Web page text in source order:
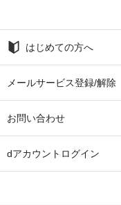
はじめての方へ
メールサービス登録/解除
お問い合わせ
dアカウントログイン